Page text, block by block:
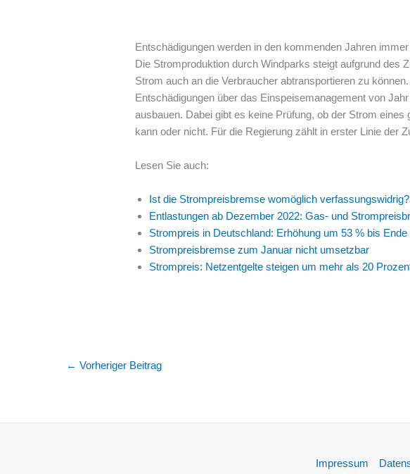
Entschädigungen werden in den kommenden Jahren
Die Stromproduktion durch Windparks steigt aufgrund des
Strom auch an die Verbraucher abtransportieren zu
Entschädigungen über das Einspeisemanagement von
ausbauen. Dabei gibt es keine Prüfung, ob der Strom
kann oder nicht. Für die Regierung zählt in erster Linie der
Lesen Sie auch:
Ist die Strompreisbremse womöglich verfassungswidrig?
Entlastungen ab Dezember 2022: Gas- und
Strompreis in Deutschland: Erhöhung um 53 % bis
Strompreisbremse zum Januar nicht umsetzbar
Strompreis: Netzentgelte steigen um mehr als 20
← Vorheriger Beitrag
Impressum